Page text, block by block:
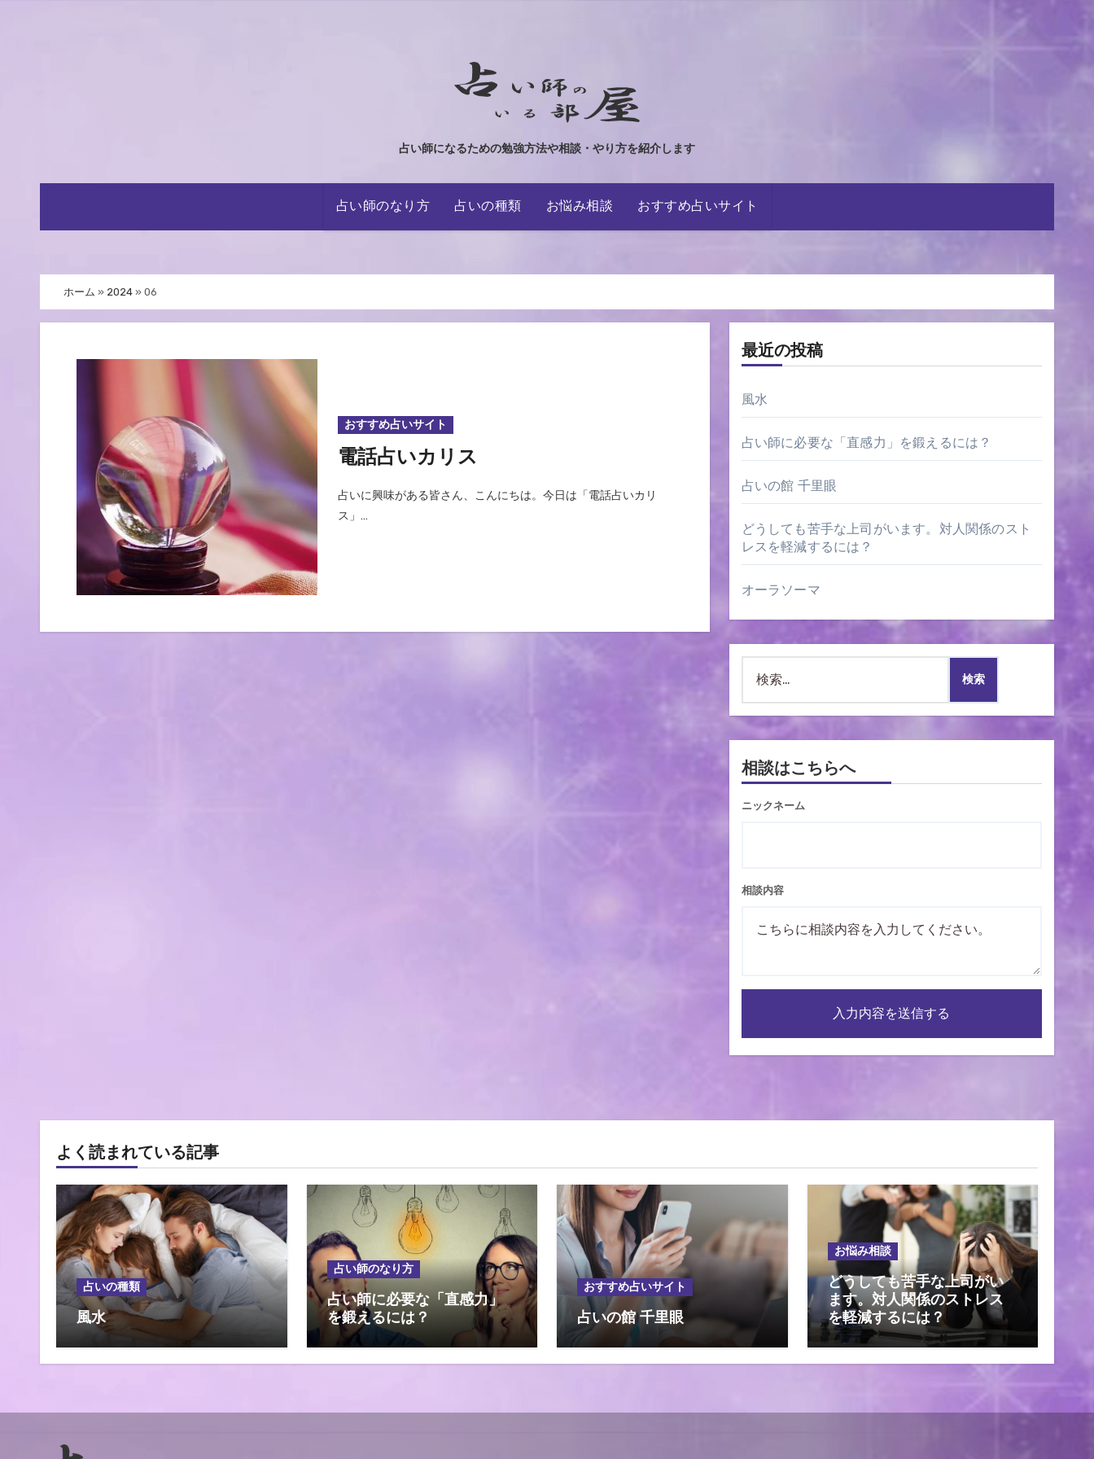
占い師になるための勉強方法や相談・やり方を紹介します
占い師のなり方 占いの種類 お悩み相談 おすすめ占いサイト
ホーム » 2024 »06
おすすめ占いサイト
電話占いカリス
占いに興味がある皆さん、こんにちは。今日は「電話占いカリ
ス」…
最近の投稿
風水
占い師に必要な「直感力」を鍛えるには？
占いの館 千里眼
どうしても苦手な上司がいます。対人関係のスト
レスを軽減するには？
オーラソーマ
相談はこちらへ
ニックネーム
相談内容
入力内容を送信する
よく読まれている記事
占いの種類
風水
占い師のなり方
占い師に必要な「直感力」
を鍛えるには？
おすすめ占いサイト
占いの館 千里眼
お悩み相談
どうしても苦手な上司がい
ます。対人関係のストレス
を軽減するには？